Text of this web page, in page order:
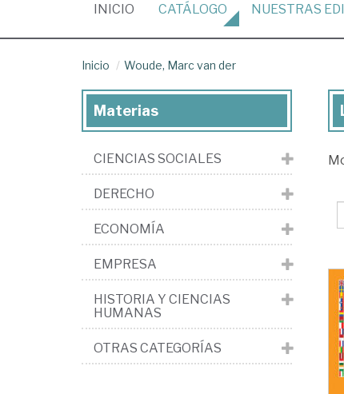
INICIO (CURRENT)
CATÁLOGO NUESTRAS
Inicio Woude, Marc van der
Materias
CIENCIAS SOCIALES
DERECHO
ECONOMÍA
EMPRESA
HISTORIA Y CIENCIAS
HUMANAS
OTRAS CATEGORÍAS